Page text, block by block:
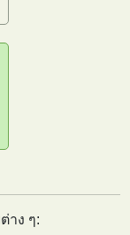
าง ๆ: